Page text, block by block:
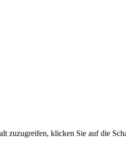
zuzugreifen, klicken Sie auf die